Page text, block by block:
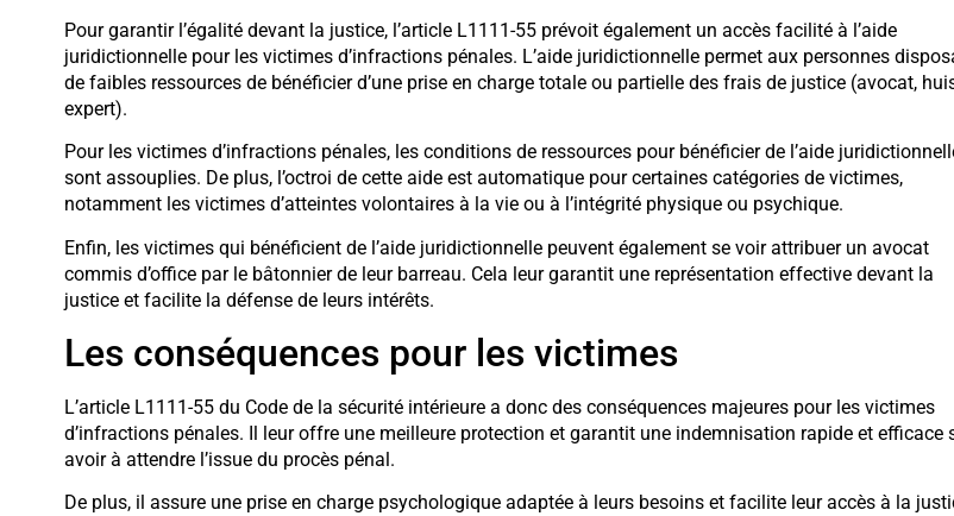
Pour garantir l’égalité devant la justice, l’article L1111-55 prévoit également un accès facilité à l’aide
juridictionnelle pour les victimes d’infractions pénales. L’aide juridictionnelle permet aux personnes
de faibles ressources de bénéficier d’une prise en charge totale ou partielle des frais de justice (avocat,
expert).
Pour les victimes d’infractions pénales, les conditions de ressources pour bénéficier de l’aide
sont assouplies. De plus, l’octroi de cette aide est automatique pour certaines catégories de victimes,
notamment les victimes d’atteintes volontaires à la vie ou à l’intégrité physique ou psychique.
Enfin, les victimes qui bénéficient de l’aide juridictionnelle peuvent également se voir attribuer un avocat
commis d’office par le bâtonnier de leur barreau. Cela leur garantit une représentation effective devant la
justice et facilite la défense de leurs intérêts.
Les conséquences pour les victimes
L’article L1111-55 du Code de la sécurité intérieure a donc des conséquences majeures pour les victimes
d’infractions pénales. Il leur offre une meilleure protection et garantit une indemnisation rapide et efficace
avoir à attendre l’issue du procès pénal.
De plus, il assure une prise en charge psychologique adaptée à leurs besoins et facilite leur accès à la